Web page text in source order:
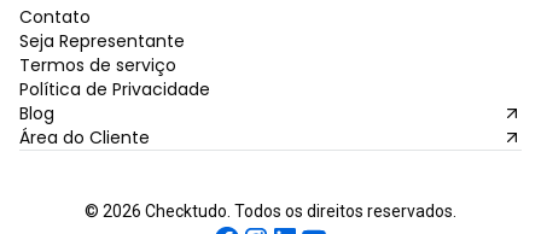
Contato
Seja Representante
Termos de serviço
Política de Privacidade
Blog
Área do Cliente
© 2026 Checktudo. Todos os direitos reservados.